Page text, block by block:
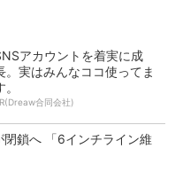
アカウントを着実に成
。実はみんなココ使ってま
。
合同会社)
閉鎖へ 「6インチライン維